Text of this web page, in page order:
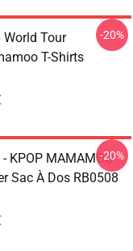
Tour
T-Shirts
-20%
KPOP MAMAMOO
Sac À Dos RB0508
-20%